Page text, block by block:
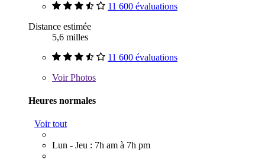
11 600 évaluations
Distance estimée
5,6 milles
11 600 évaluations
VoirPhotos
Heures normales
Voir tout
Lun - Jeu : 7h am à 7h pm